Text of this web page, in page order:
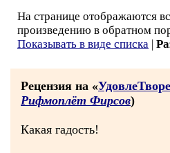
На странице отображаются
произведению в обратном
Показывать в виде списка |
Рецензия на «
Рифмоплёт Фирсов)
Какая гадость!